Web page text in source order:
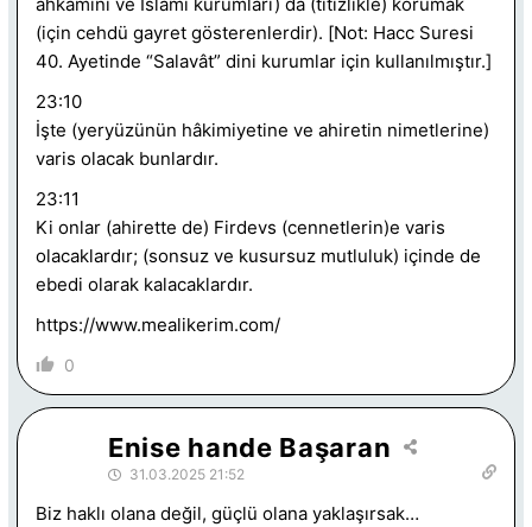
(için cehdü gayret gösterenlerdir). [Not: Hacc Suresi
40. Ayetinde “Salavât” dini kurumlar için kullanılmıştır.]
23:10
İşte (yeryüzünün hâkimiyetine ve ahiretin nimetlerine)
varis olacak bunlardır.
23:11
Ki onlar (ahirette de) Firdevs (cennetlerin)e varis
olacaklardır; (sonsuz ve kusursuz mutluluk) içinde de
ebedi olarak kalacaklardır.
https://www.mealikerim.com/
0
Enise hande Başaran
31.03.2025 21:52
Biz haklı olana değil, güçlü olana yaklaşırsak…